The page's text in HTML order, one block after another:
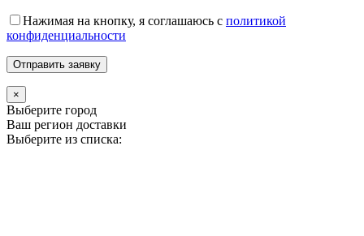
Нажимая на кнопку, я соглашаюсь с политикой
конфиденциальности
×
Выберите город
Ваш регион доставки
Выберите из списка: